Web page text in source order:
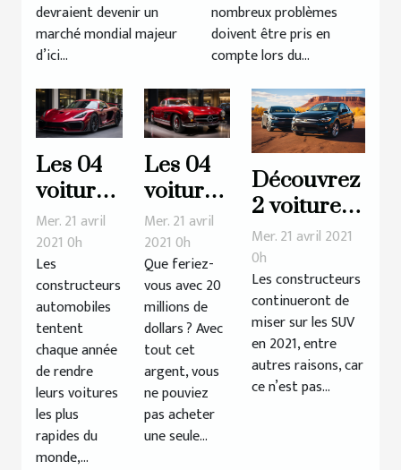
devraient devenir un
marché mondial majeur
d’ici...
nombreux problèmes
doivent être pris en
compte lors du...
Les 04
voitures
les plus
rapides
du
monde
en 2020
Mer. 21 avril
2021 0h
Les
constructeurs
automobiles
tentent
chaque année
de rendre
leurs voitures
les plus
rapides du
monde,...
Les 04
voitures
les plus
chères
de tous
les
temps
Mer. 21 avril
2021 0h
Que feriez-
vous avec 20
millions de
dollars ? Avec
tout cet
argent, vous
ne pouviez
pas acheter
une seule...
Découvrez
2 voitures
plus
abordables
qui seront
lancées en
2021
Mer. 21 avril 2021
0h
Les constructeurs
continueront de
miser sur les SUV
en 2021, entre
autres raisons, car
ce n’est pas...